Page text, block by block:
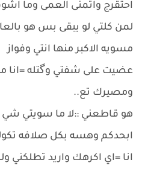
احتقرج واتمنى العمى وما
لمن كلتي لو يبقى بس هو
مسويه الاكبر منها انتي وفواز
عضيت على شفتي وگتله =انا
ومصيرك تع..
هو قاطعني ::لا ما سويتي شي
ابحدكم وهسه بكل صلافه
انا =اي اكرهك واريد تطلكني